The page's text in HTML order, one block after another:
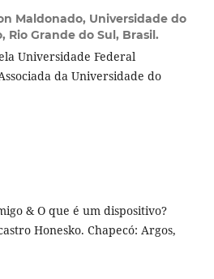
Maldonado, Universidade do
Rio Grande do Sul, Brasil.
Universidade Federal
da Universidade do
& O que é um dispositivo?
Honesko. Chapecó: Argos,